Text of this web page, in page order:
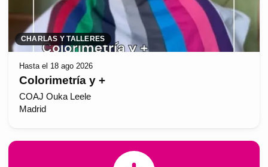
CHARLAS Y TALLERES
Hasta el 18 ago 2026
Colorimetría y +
COAJ Ouka Leele
Madrid